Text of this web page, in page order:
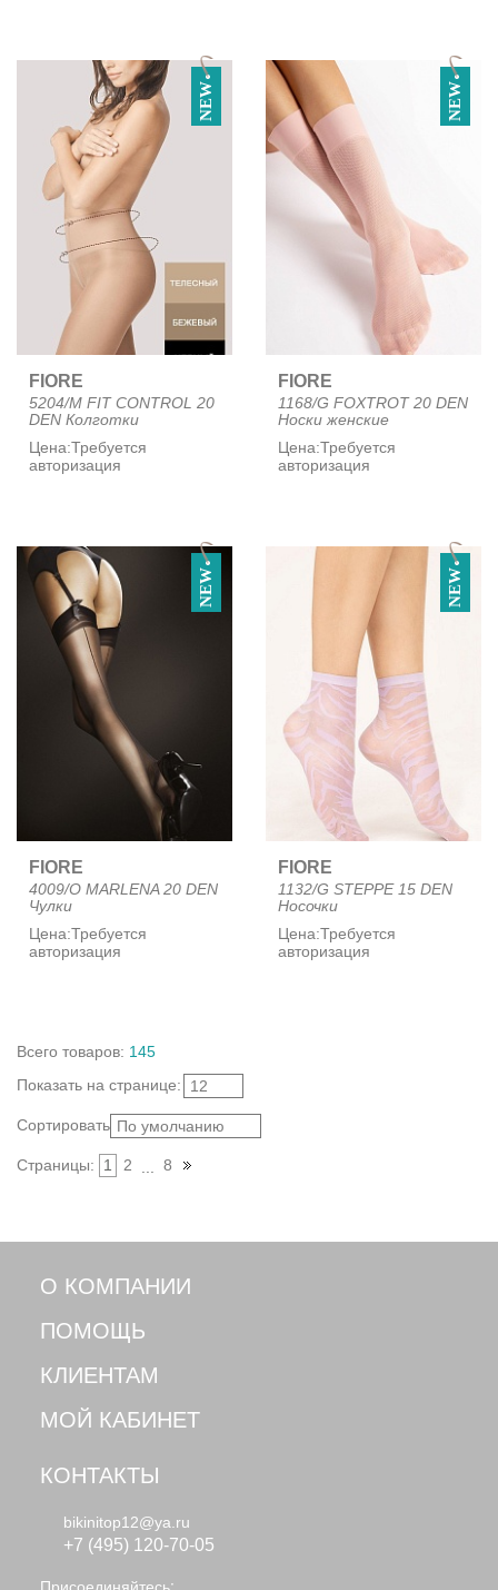
NEW
FIORE
5204/M FIT CONTROL 20
DEN Колготки
Цена:Требуется
авторизация
NEW
FIORE
1168/G FOXTROT 20 DEN
Носки женские
Цена:Требуется
авторизация
NEW
FIORE
4009/O MARLENA 20 DEN
Чулки
Цена:Требуется
авторизация
NEW
FIORE
1132/G STEPPE 15 DEN
Носочки
Цена:Требуется
авторизация
Всего товаров: 145
Показать на странице: 12
Сортировать: По умолчанию
Страницы: 1 2 8
О КОМПАНИИ
ПОМОЩЬ
КЛИЕНТАМ
МОЙ КАБИНЕТ
КОНТАКТЫ
bikinitop12@ya.ru
+7 (495) 120-70-05
Присоединяйтесь: